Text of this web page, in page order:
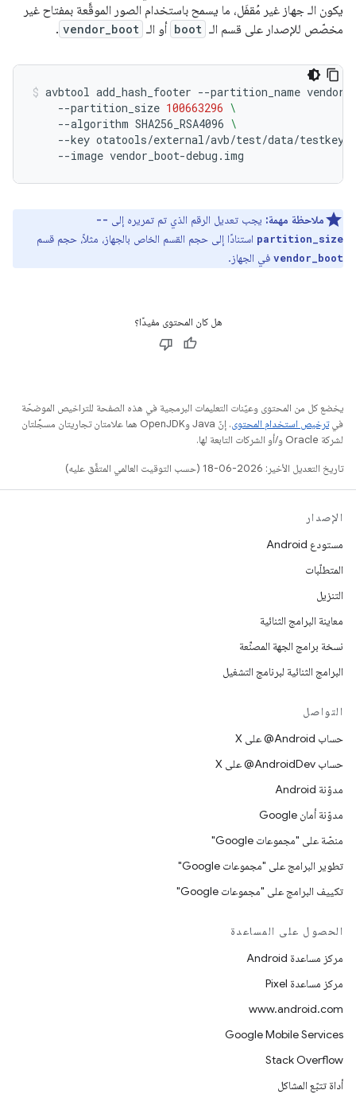
يكون الـ جهاز غير مُقفَل، ما يسمح باستخدام الصور الموقَّعة بمفتاح غير
مخصّص للإصدار على قسم الـ boot أو الـ vendor_boot
.
avbtool add_hash_footer --partition_name
--partition_size 100663296 \
--algorithm SHA256_RSA4096 \
--key otatools/external/avb/test/data/
--image vendor_boot-debug.img
ملاحظة مهمة: يجب تعديل الرقم الذي تم تمريره إلى --
partition_size استنادًا إلى حجم القسم الخاص بالجهاز، مثلاً، حجم قسم
vendor_boot في الجهاز.
هل كان المحتوى مفيدًا؟
يخضع كل من المحتوى وعيّنات التعليمات البرمجية في هذه الصفحة للتراخيص الموضحّة
فيترخيص استخدام المحتوى
. إنّ Java وOpenJDK هما علامتان تجاريتان مسجَّلتان
لشركة Oracle و/أو الشركات التابعة لها.
تاريخ التعديل الأخير: 2026-06-18 (حسب التوقيت العالمي المتفَّق عليه)
الإصدار
مستودع Android
المتطلّبات
التنزيل
معاينة البرامج الثنائية
نسخة برامج الجهة المصنِّعة
البرامج الثنائية لبرنامج التشغيل
التواصل
حساب ‎@Android على X
حساب ‎@AndroidDev على X
مدوّنة Android
مدوّنة أمان Google
منصّة على "مجموعات Google"
تطوير البرامج على "مجموعات Google"
تكييف البرامج على "مجموعات Google"
الحصول على المساعدة
مركز مساعدة Android
مركز مساعدة Pixel
www.android.com
Google Mobile Services
Stack Overflow
أداة تتبّع المشاكل